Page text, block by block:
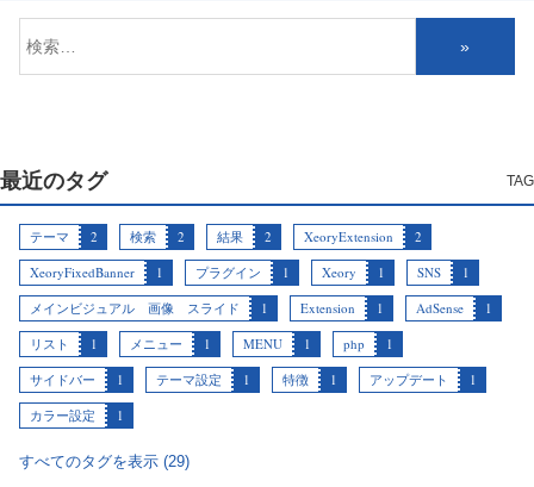
最近のタグ
テーマ 2 検索 2 結果 2 XeoryExtension
2
XeoryFixedBanner
1 プラグイン 1 Xeory 1 SNS
1
メインビジュアル 画像 スライド
1 Extension 1 AdSense
1
リスト
1 メニュー 1 MENU 1 php
1
サイドバー
1 テーマ設定 1 特徴 1 アップデート
1
カラー設定
1
すべてのタグを表示 (29)